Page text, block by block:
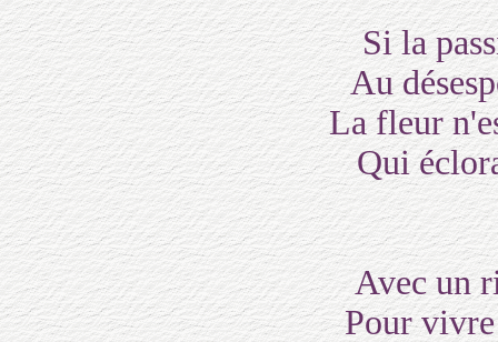
Si la
Au
La fleur
Qui
Avec un
Pour